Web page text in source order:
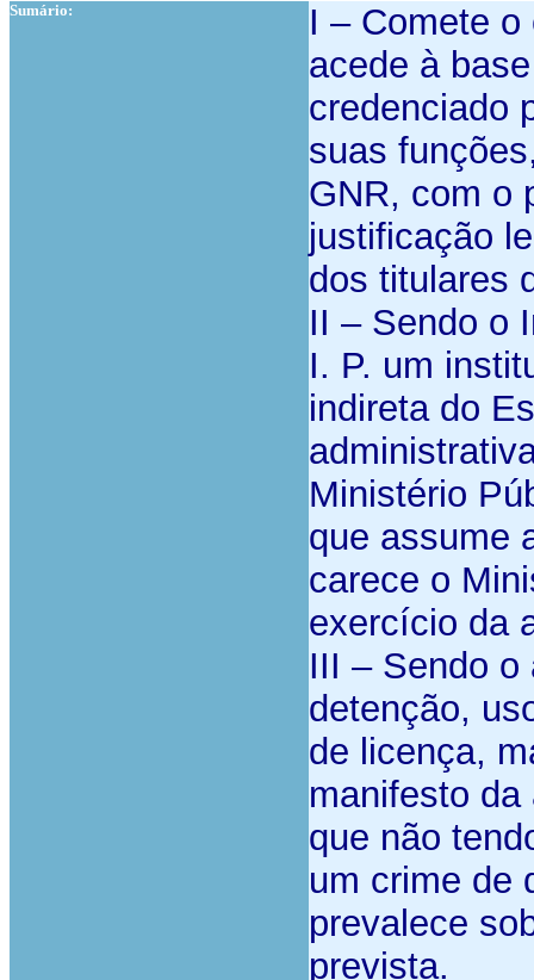
Sumário:
I – Comete
acede à
credenciado
suas
GNR, com o
justificação
dos titulares
II – Sendo o
I. P. um
indireta do
Ministério
que assume
carece o
exercício da
III – Sendo o
detenção,
de licença,
manifesto
que não
um crime de
prevalece
prevista.